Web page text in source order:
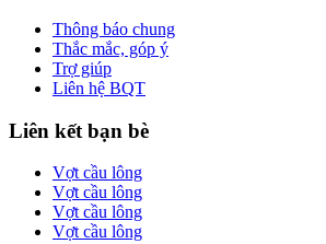
Thông báo chung
Thắc mắc, góp ý
Trợ giúp
Liên hệ BQT
Liên kết bạn bè
Vợt cầu lông
Vợt cầu lông
Vợt cầu lông
Vợt cầu lông